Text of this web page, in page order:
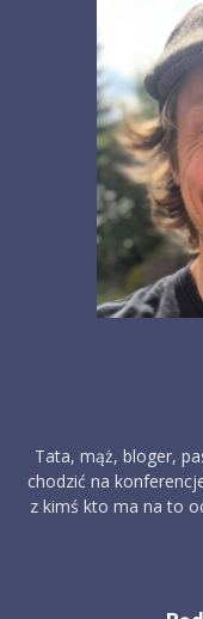
Tata, mąż, bloger,
chodzić na
z kimś kto ma na to